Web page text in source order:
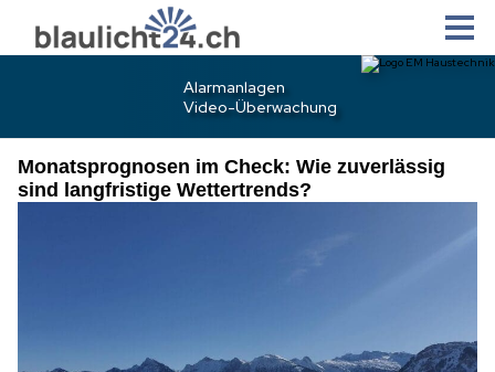
Monatsprognosen im Check: Wie zuverlässig
sind langfristige Wettertrends?